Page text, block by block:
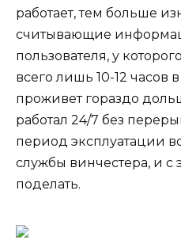
работает, тем больше
считывающие
пользователя, у
всего лишь 10-12 часов
проживет гораздо
работал 24/7 без
период эксплуатации
службы винчестера, и с
поделать.